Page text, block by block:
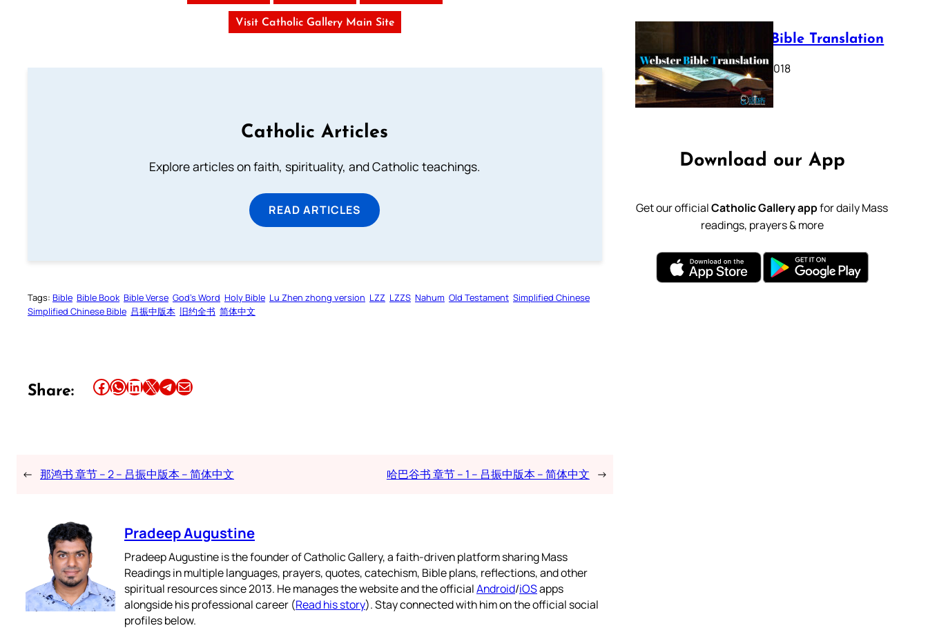
Visit Catholic Gallery Main Site
Catholic Articles
Explore articles on faith, spirituality, and Catholic teachings.
READ ARTICLES
Tags: Bible Bible Book Bible Verse God’s Word Holy Bible Lu Zhen zhong version LZZ LZZS Nahum Old Testament Simplified Chinese
Simplified Chinese Bible 吕振中版本 旧约全书 简体中文
Share: Share this article on Facebook Share this article on WhatsApp Share this article on LinkedIn Share this article on X Share this article on TelegramEmail this Article
← 那鸿书 章节 – 2 – 吕振中版本 – 简体中文 哈巴谷书 章节 – 1 – 吕振中版本 – 简体中文 →
Pradeep Augustine
Pradeep Augustine is the founder of Catholic Gallery, a faith-driven platform sharing Mass
Readings in multiple languages, prayers, quotes, catechism, Bible plans, reflections, and other
spiritual resources since 2013. He manages the website and the officialAndroid/iOSapps
alongside his professional career (Read his story). Stay connected with him on the official social
profiles below.
Webster Bible Translation
October 11, 2018
Download our App
Get our officialCatholic Gallery appfor daily Mass
readings, prayers & more